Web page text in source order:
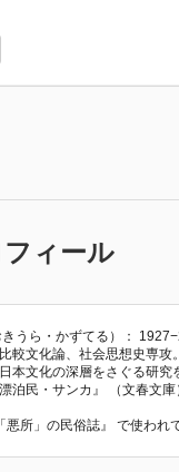
年11月に初版が発
憲国家賠償請求訴訟」
違反すると認定した。
、それまで、らい＝ハ
引かせてきたことの現
セン病の歴史を振り返
ンセン病の歴史を明ら
が、間口は広く、奥行
「総論」、「差別の歴
論考・エッセイを収める
ィール
うら・かずてる）：
較文化論、社会思想史専攻
本文化の深層をさぐる研
泊民・サンカ』 （文春文
悪所」の民俗誌』 で使われ